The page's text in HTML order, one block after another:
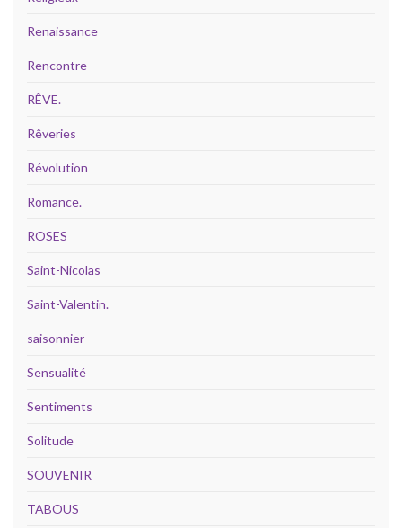
Renaissance
Rencontre
RÊVE.
Rêveries
Révolution
Romance.
ROSES
Saint-Nicolas
Saint-Valentin.
saisonnier
Sensualité
Sentiments
Solitude
SOUVENIR
TABOUS